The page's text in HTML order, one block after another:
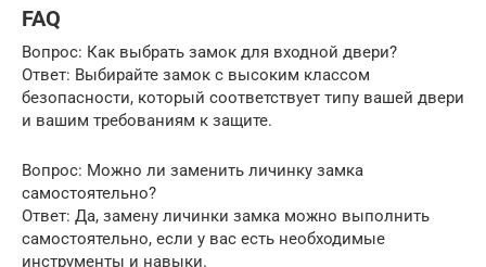
FAQ
Вопрос: Как выбрать замок для входной двери?
Ответ: Выбирайте замок с высоким классом
безопасности, который соответствует типу вашей двери
и вашим требованиям к защите.
Вопрос: Можно ли заменить личинку замка
самостоятельно?
Ответ: Да, замену личинки замка можно выполнить
самостоятельно, если у вас есть необходимые
инструменты и навыки.